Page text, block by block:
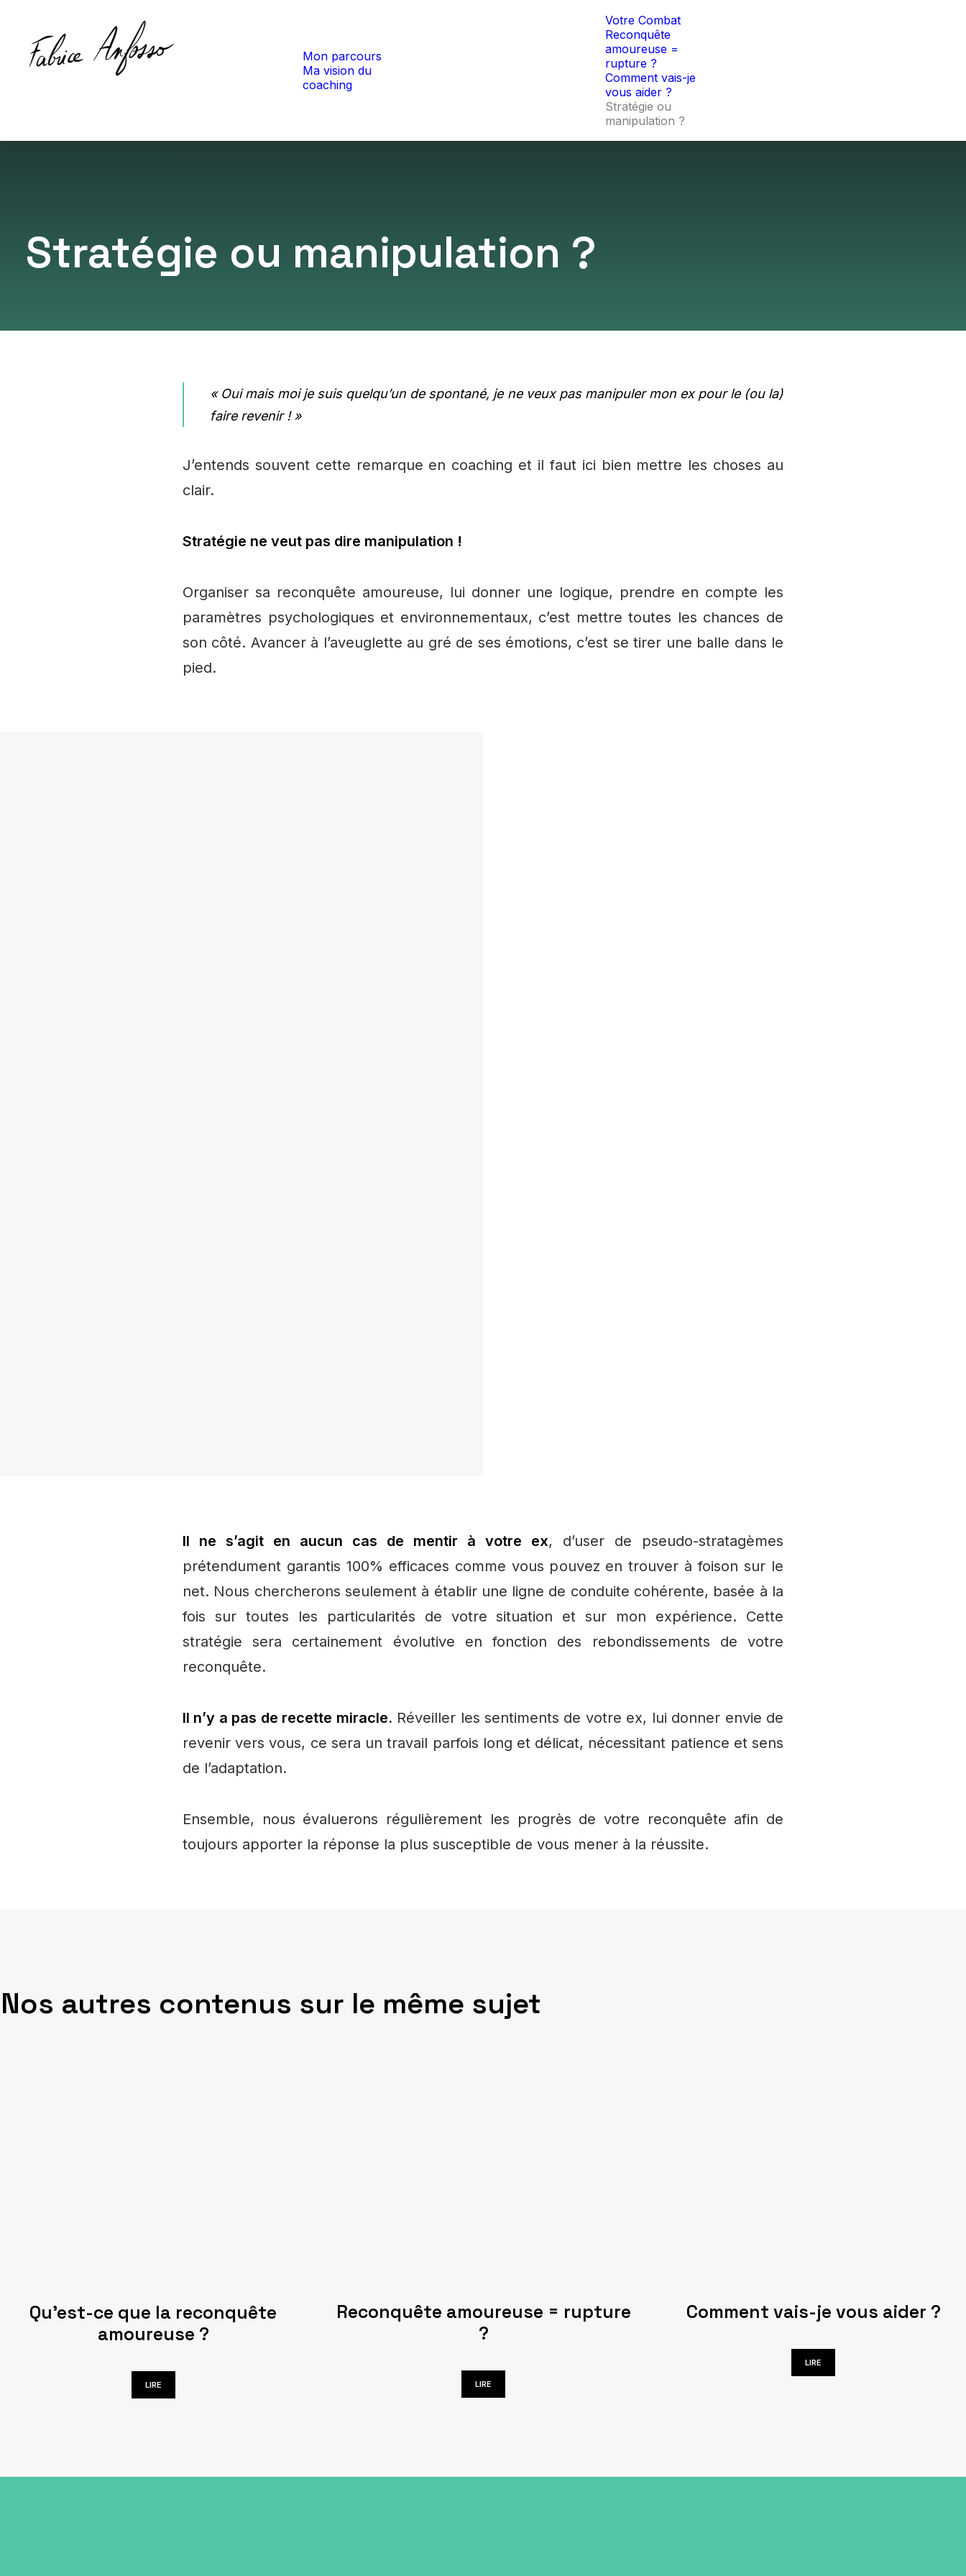
Mon parcours
Ma vision du
coaching
Votre Combat
Reconquête
amoureuse =
rupture ?
Comment vais-je
vous aider ?
Stratégie ou
manipulation ?
Stratégie ou manipulation ?
« Oui mais moi je suis quelqu’un de spontané, je ne veux pas manipuler mon ex pour le (ou la)
faire revenir ! »
J’entends souvent cette remarque en coaching et il faut ici bien mettre les choses au
clair.
Stratégie ne veut pas dire manipulation !
Organiser sa reconquête amoureuse, lui donner une logique, prendre en compte les
paramètres psychologiques et environnementaux, c’est mettre toutes les chances de
son côté. Avancer à l’aveuglette au gré de ses émotions, c’est se tirer une balle dans le
pied.
Il ne s’agit en aucun cas de mentir à votre ex, d’user de pseudo-stratagèmes
prétendument garantis 100% efficaces comme vous pouvez en trouver à foison sur le
net. Nous chercherons seulement à établir une ligne de conduite cohérente, basée à la
fois sur toutes les particularités de votre situation et sur mon expérience. Cette
stratégie sera certainement évolutive en fonction des rebondissements de votre
reconquête.
Il n’y a pas de recette miracle. Réveiller les sentiments de votre ex, lui donner envie de
revenir vers vous, ce sera un travail parfois long et délicat, nécessitant patience et sens
de l’adaptation.
Ensemble, nous évaluerons régulièrement les progrès de votre reconquête afin de
toujours apporter la réponse la plus susceptible de vous mener à la réussite.
Nos autres contenus sur le même sujet
Qu'est-ce que la reconquête
amoureuse ?
LIRE
Reconquête amoureuse = rupture
?
LIRE
Comment vais-je vous aider ?
LIRE